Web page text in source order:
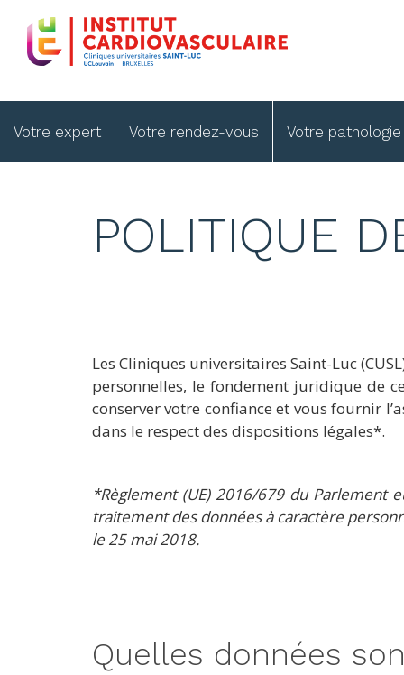
main
Main
navigation
Votre expert Votre rendez-vous Votre
POLITIQUE
Les Cliniques universitaires Saint-Luc
personnelles, le fondement juridique de
conserver votre confiance et vous fournir
dans le respect des dispositions légales*.
*Règlement (UE) 2016/679 du Parlement
traitement des données à caractère
le 25 mai 2018.
Quelles données